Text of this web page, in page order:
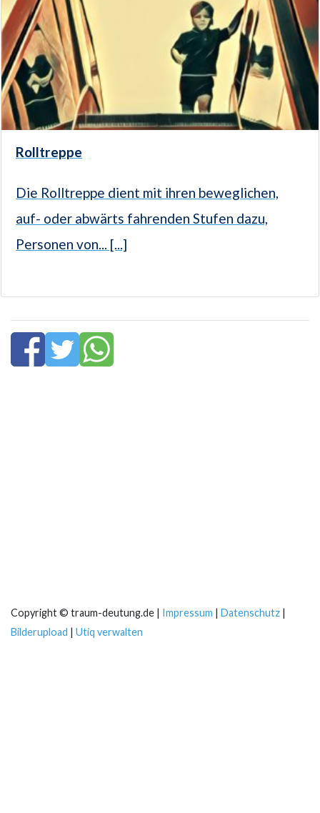
Rolltreppe
Die Rolltreppe dient mit ihren beweglichen,
auf- oder abwärts fahrenden Stufen dazu,
Personen von... [...]
Copyright © traum-deutung.de | Impressum | Datenschutz |
Bilderupload | Utiq verwalten